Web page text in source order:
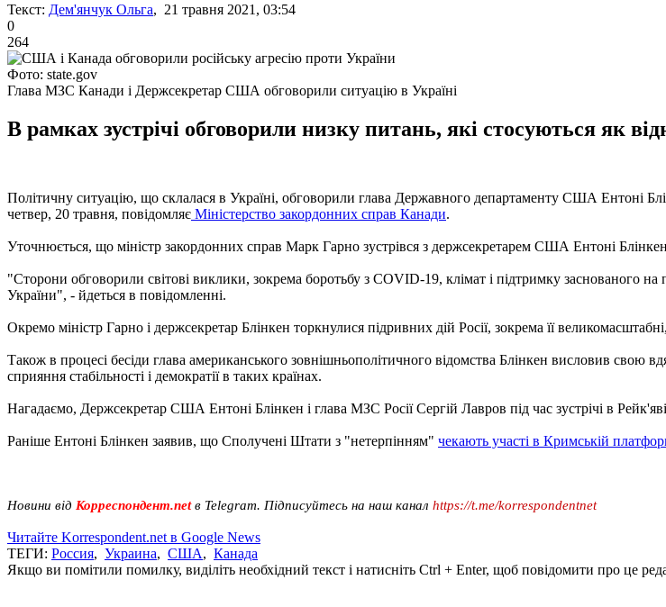
Текст: Дем'янчук Ольга, 21 травня 2021, 03:54
0
264
Фото: state.gov
Глава МЗС Канади і Держсекретар США обговорили ситуацію в Україні
В рамках зустрічі обговорили низку питань, які стосуються як
Політичну ситуацію, що склалася в Україні, обговорили глава Державного департаменту США Ентоні
четвер, 20 травня, повідомляє Міністерство закордонних справ Канади.
Уточнюється, що міністр закордонних справ Марк Гарно зустрівся з держсекретарем США Ентоні
"Сторони обговорили світові виклики, зокрема боротьбу з COVID-19, клімат і підтримку заснованого на
України", - йдеться в повідомленні.
Окремо міністр Гарно і держсекретар Блінкен торкнулися підривних дій Росії, зокрема її
Також в процесі бесіди глава американського зовнішньополітичного відомства Блінкен висловив свою
сприяння стабільності і демократії в таких країнах.
Нагадаємо, Держсекретар США Ентоні Блінкен і глава МЗС Росії Сергій Лавров під час зустрічі в
Раніше Ентоні Блінкен заявив, що Сполучені Штати з "нетерпінням" чекають участі в Кримській
Новини від Корреспондент.netв Telegram. Підписуйтесь на наш канал https://t.me/korrespondentnet
Читайте Korrespondent.net в Google News
ТЕГИ: Россия, Украина, США, Канада
Якщо ви помітили помилку, виділіть необхідний текст і натисніть Ctrl + Enter, щоб повідомити про це